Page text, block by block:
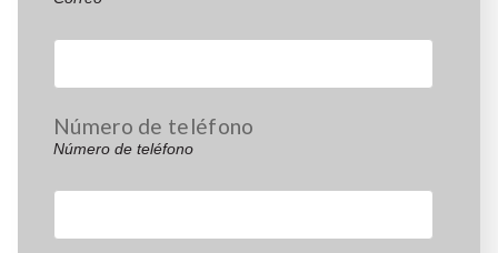
Número de teléfono
Número de teléfono